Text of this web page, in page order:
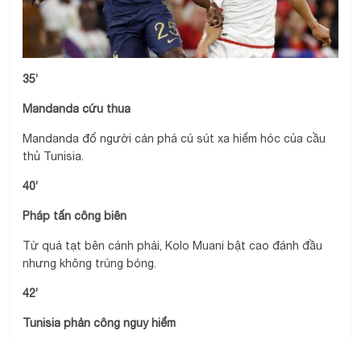
35’
Mandanda cứu thua
Mandanda đổ người cản phá cú sút xa hiểm hóc của cầu
thủ Tunisia.
40’
Pháp tấn công biên
Từ quả tạt bên cánh phải, Kolo Muani bật cao đánh đầu
nhưng không trúng bóng.
42’
Tunisia phản công nguy hiểm